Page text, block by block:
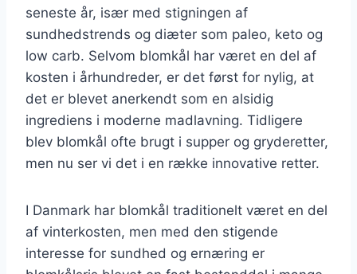
seneste år, især med stigningen af
sundhedstrends og diæter som paleo, keto og
low carb. Selvom blomkål har været en del af
kosten i århundreder, er det først for nylig, at
det er blevet anerkendt som en alsidig
ingrediens i moderne madlavning. Tidligere
blev blomkål ofte brugt i supper og gryderetter,
men nu ser vi det i en række innovative retter.
I Danmark har blomkål traditionelt været en del
af vinterkosten, men med den stigende
interesse for sundhed og ernæring er